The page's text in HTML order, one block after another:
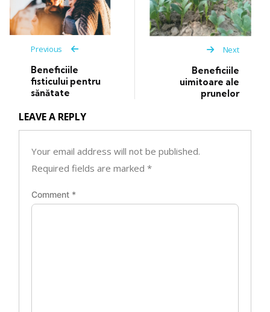
Previous
Beneficiile
fisticului pentru
sănătate
Next
Beneficiile
uimitoare ale
prunelor
LEAVE A REPLY
Your email address will not be published.
Required fields are marked*
Comment *